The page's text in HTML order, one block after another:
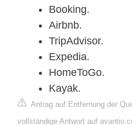
Booking.
Airbnb.
TripAdvisor.
Expedia.
HomeToGo.
Kayak.
Antrag auf Entfernung der
vollständige Antwort auf